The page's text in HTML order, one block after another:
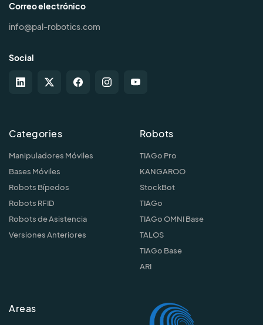
Correo electrónico
info@pal-robotics.com
Social
Categories
Manipuladores Móviles
Bases Móviles
Robots Bípedos
Robots RFID
Robots de Asistencia
Versiones Anteriores
Robots
TIAGo Pro
KANGAROO
StockBot
TIAGo
TIAGo OMNI Base
TALOS
TIAGo Base
ARI
Areas